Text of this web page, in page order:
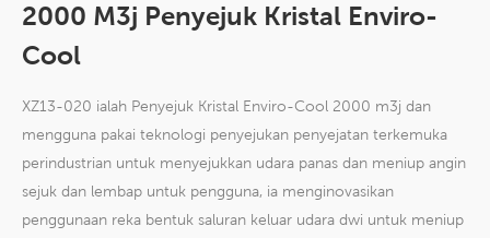
2000 M3j Penyejuk Kristal Enviro-
Cool
XZ13-020 ialah Penyejuk Kristal Enviro-Cool 2000 m3j dan
mengguna pakai teknologi penyejukan penyejatan terkemuka
perindustrian untuk menyejukkan udara panas dan meniup angin
sejuk dan lembap untuk pengguna, ia menginovasikan
penggunaan reka bentuk saluran keluar udara dwi untuk meniup